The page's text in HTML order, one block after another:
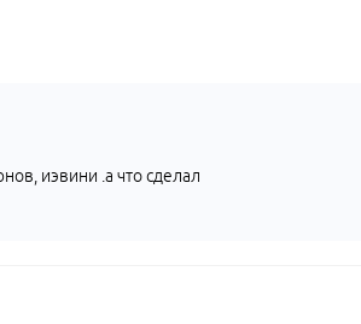
иэвини .а что сделал